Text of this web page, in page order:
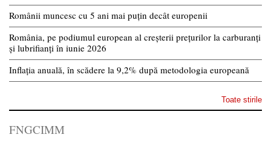
Românii muncesc cu 5 ani mai puțin decât europenii
România, pe podiumul european al creșterii prețurilor la carburanți
și lubrifianți în iunie 2026
Inflația anuală, în scădere la 9,2% după metodologia europeană
Toate stirile
FNGCIMM